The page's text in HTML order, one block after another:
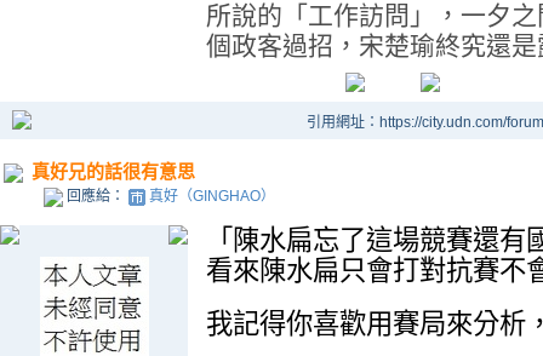
所說的「工作訪問」，一夕
個政客過招，宋楚瑜終究還
引用網址：https://city.udn.com/
真好兄的話很有意思
回應給： 真好（GINGHAO）
「陳水扁忘了這場競賽還有
看來陳水扁只會打對抗賽不
我記得你喜歡用賽局來分析